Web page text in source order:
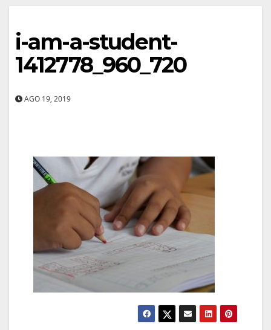
i-am-a-student-
1412778_960_720
AGO 19, 2019